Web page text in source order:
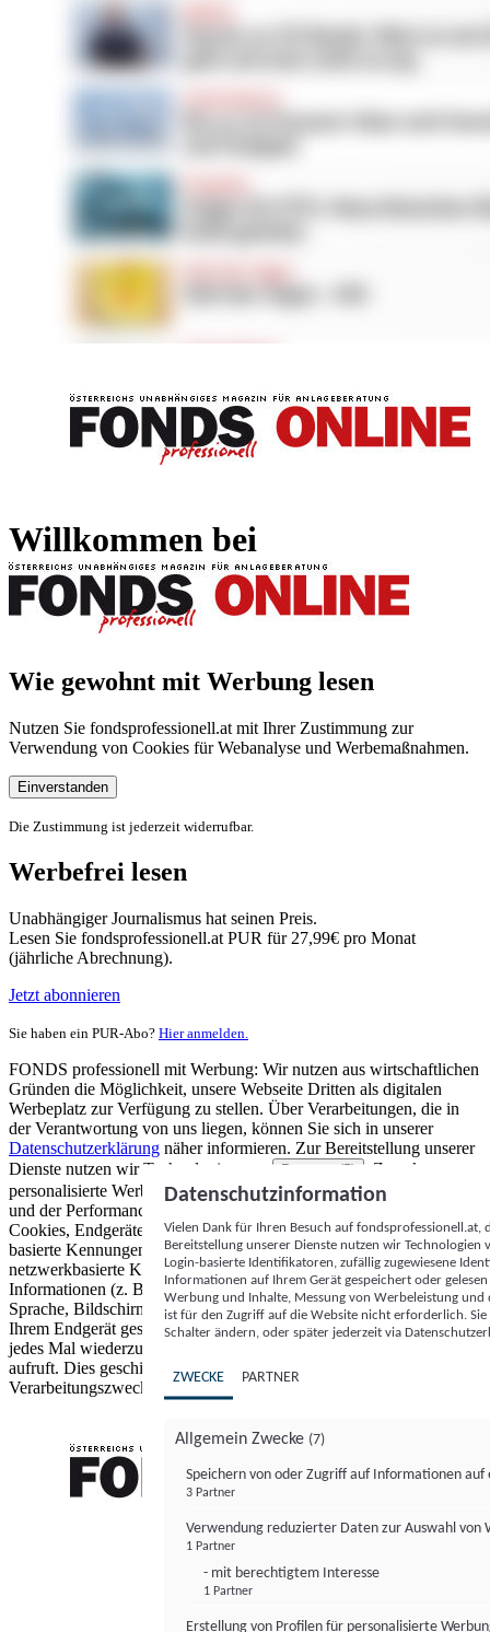
Willkommen bei
Wie gewohnt mit Werbung lesen
Nutzen Sie fondsprofessionell.at mit Ihrer Zustimmung zur
Verwendung von Cookies für Webanalyse und Werbemaßnahmen.
Einverstanden
Die Zustimmung ist jederzeit widerrufbar.
Werbefrei lesen
Unabhängiger Journalismus hat seinen Preis.
Lesen Sie fondsprofessionell.at PUR für 27,99€ pro Monat
(jährliche Abrechnung).
Jetzt abonnieren
Sie haben ein PUR-Abo? Hier anmelden.
FONDS professionell mit Werbung: Wir nutzen aus wirtschaftlichen
Gründen die Möglichkeit, unsere Webseite Dritten als digitalen
Werbeplatz zur Verfügung zu stellen. Über Verarbeitungen, die in
der Verantwortung von uns liegen, können Sie sich in unserer
Datenschutzerklärung näher informieren. Zur Bereitstellung unserer
Dienste nutzen wir Technologien von
Partnern (5)
. Zwecke:
personalisierte Werbung und Inhalte, Messung von Werbeleistung
und der Performance von Inhalten sowie Zielgruppenforschung.
Cookies, Endgeräte- oder ähnliche Online-Kennungen (z. B. login-
basierte Kennungen, zufällig generierte Kennungen,
netzwerkbasierte Kennungen) können zusammen mit anderen
Informationen (z. B. Browsertyp und Browserinformationen,
Sprache, Bildschirmgröße, unterstützte Technologien usw.) auf
Ihrem Endgerät gespeichert oder von dort ausgelesen werden, um es
jedes Mal wiederzuerkennen, wenn es eine App oder einer Webseite
aufruft. Dies geschieht für einen oder mehrere der hier aufgeführten
Verarbeitungszwecke.
Datenschutzinformation
Vielen Dank für Ihren Besuch auf
Bereitstellung unserer Dienste nutzen wir Technologien
Login-basierte Identifikatoren, zufällig zugewiesene
Informationen auf Ihrem Gerät gespeichert oder
Werbung und Inhalte, Messung von Werbeleistung
ist für den Zugriff auf die Website nicht erforderlich.
Schalter ändern, oder später jederzeit via
ZWECKE PARTNER
Allgemein Zwecke (7)
Speichern von oder Zugriff auf Informationen auf
3 Partner
Verwendung reduzierter Daten zur Auswahl von
1 Partner
- mit berechtigtem Interesse
1 Partner
Erstellung von Profilen für personalisierte
FONDS professionell